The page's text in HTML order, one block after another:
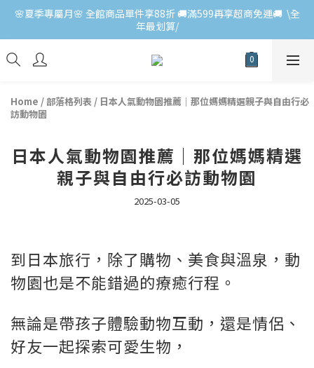
🌸夏季專屬月🌸 全館商品單件享88折 🚚滿599再享超商免運🚚  \全
年最划算/
Home / 部落格列表 / 日本人氣動物園推薦｜那位媽媽精選親子與自由行必
訪動物園
日本人氣動物園推薦｜那位媽媽精選
親子與自由行必訪動物園
2025-03-05
到日本旅行，除了購物、美食與溫泉，動
物園也是不能錯過的療癒行程。
無論是帶孩子體驗動物互動，還是情侶、
好友一起探索可愛生物，